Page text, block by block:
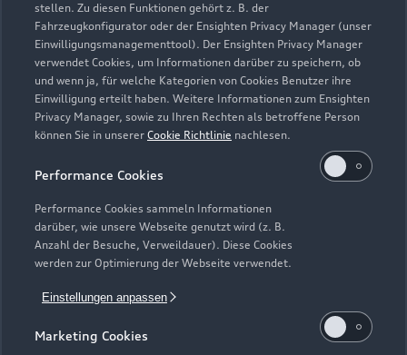
stellen. Zu diesen Funktionen gehört z. B. der
Fahrzeugkonfigurator oder der Ensighten Privacy Manager (unser
Einwilligungsmanagementtool). Der Ensighten Privacy Manager
verwendet Cookies, um Informationen darüber zu speichern, ob
und wenn ja, für welche Kategorien von Cookies Benutzer ihre
Einwilligung erteilt haben. Weitere Informationen zum Ensighten
Privacy Manager, sowie zu Ihren Rechten als betroffene Person
können Sie in unserer Cookie Richtlinie nachlesen.
Performance Cookies
Performance Cookies sammeln Informationen
darüber, wie unsere Webseite genutzt wird (z. B.
Anzahl der Besuche, Verweildauer). Diese Cookies
werden zur Optimierung der Webseite verwendet.
Einstellungen anpassen
Marketing Cookies
Zurück nach oben
Modelle
Elektromodelle
Plug-in-Hybride
Neuwagensuche
Gebrauchtwagensuche
Service & Zubehör
Saisonale Angebote
Audi Services
Garantie
Support
Über Audi